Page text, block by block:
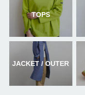
TOPS
JACKET / OUTER